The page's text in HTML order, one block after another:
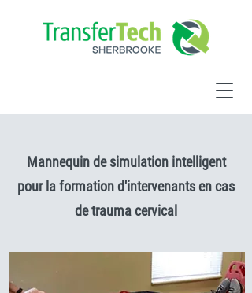
Mannequin de simulation intelligent
pour la formation d'intervenants en cas
de trauma cervical